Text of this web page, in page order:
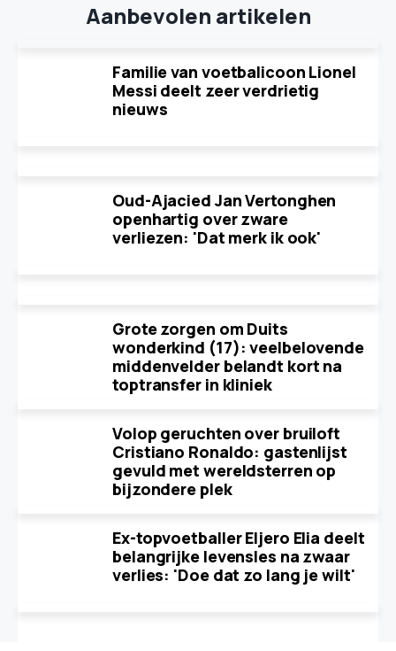
Aanbevolen artikelen
Familie van voetbalicoon Lionel
Messi deelt zeer verdrietig
nieuws
Oud-Ajacied Jan Vertonghen
openhartig over zware
verliezen: 'Dat merk ik ook'
Grote zorgen om Duits
wonderkind (17): veelbelovende
middenvelder belandt kort na
toptransfer in kliniek
Volop geruchten over bruiloft
Cristiano Ronaldo: gastenlijst
gevuld met wereldsterren op
bijzondere plek
Ex-topvoetballer Eljero Elia deelt
belangrijke levensles na zwaar
verlies: 'Doe dat zo lang je wilt'